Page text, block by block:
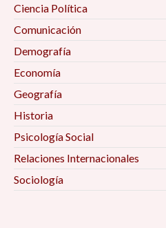
Ciencia Política
Comunicación
Demografía
Economía
Geografía
Historia
Psicología Social
Relaciones Internacionales
Sociología